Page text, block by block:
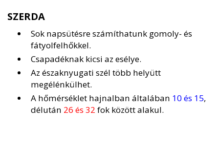
SZERDA
Sok napsütésre számíthatunk gomoly- és
fátyolfelhőkkel.
Csapadéknak kicsi az esélye.
Az északnyugati szél több helyütt
megélénkülhet.
A hőmérséklet hajnalban általában 10 és 15,
délután 26 és 32 fok között alakul.